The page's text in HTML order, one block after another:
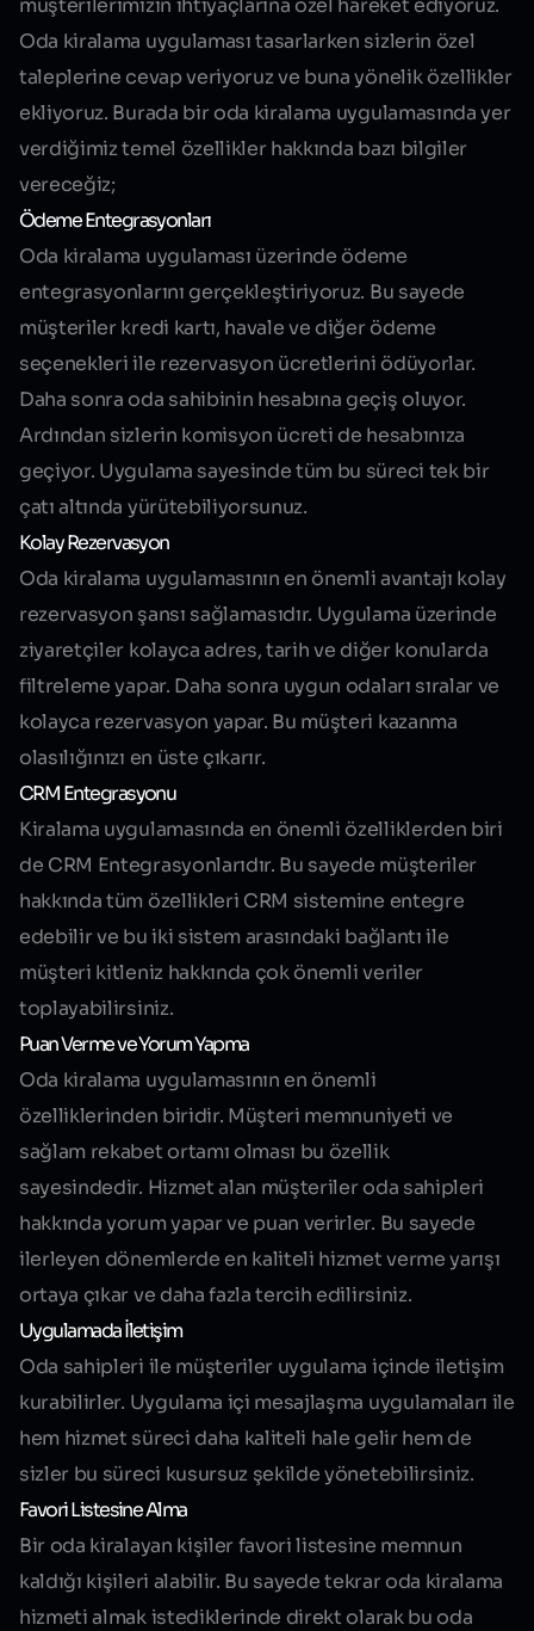
Oda kiralama uygulaması tasarlarken sizlerin özel
taleplerine cevap veriyoruz ve buna yönelik özellikler
ekliyoruz. Burada bir oda kiralama uygulamasında yer
verdiğimiz temel özellikler hakkında bazı bilgiler
vereceğiz;
Ödeme Entegrasyonları
Oda kiralama uygulaması üzerinde ödeme
entegrasyonlarını gerçekleştiriyoruz. Bu sayede
müşteriler kredi kartı, havale ve diğer ödeme
seçenekleri ile rezervasyon ücretlerini ödüyorlar.
Daha sonra oda sahibinin hesabına geçiş oluyor.
Ardından sizlerin komisyon ücreti de hesabınıza
geçiyor. Uygulama sayesinde tüm bu süreci tek bir
çatı altında yürütebiliyorsunuz.
Kolay Rezervasyon
Oda kiralama uygulamasının en önemli avantajı kolay
rezervasyon şansı sağlamasıdır. Uygulama üzerinde
ziyaretçiler kolayca adres, tarih ve diğer konularda
filtreleme yapar. Daha sonra uygun odaları sıralar ve
kolayca rezervasyon yapar. Bu müşteri kazanma
olasılığınızı en üste çıkarır.
CRM Entegrasyonu
Kiralama uygulamasında en önemli özelliklerden biri
de CRM Entegrasyonlarıdır. Bu sayede müşteriler
hakkında tüm özellikleri CRM sistemine entegre
edebilir ve bu iki sistem arasındaki bağlantı ile
müşteri kitleniz hakkında çok önemli veriler
toplayabilirsiniz.
Puan Verme ve Yorum Yapma
Oda kiralama uygulamasının en önemli
özelliklerinden biridir. Müşteri memnuniyeti ve
sağlam rekabet ortamı olması bu özellik
sayesindedir. Hizmet alan müşteriler oda sahipleri
hakkında yorum yapar ve puan verirler. Bu sayede
ilerleyen dönemlerde en kaliteli hizmet verme yarışı
ortaya çıkar ve daha fazla tercih edilirsiniz.
Uygulamada İletişim
Oda sahipleri ile müşteriler uygulama içinde iletişim
kurabilirler. Uygulama içi mesajlaşma uygulamaları ile
hem hizmet süreci daha kaliteli hale gelir hem de
sizler bu süreci kusursuz şekilde yönetebilirsiniz.
Favori Listesine Alma
Bir oda kiralayan kişiler favori listesine memnun
kaldığı kişileri alabilir. Bu sayede tekrar oda kiralama
hizmeti almak istediklerinde direkt olarak bu oda